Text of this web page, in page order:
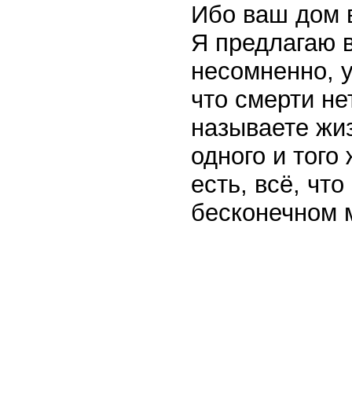
Ибо ваш дом
Я предлагаю
несомненно,
что смерти
называете
одного и
есть, всё,
бесконечном